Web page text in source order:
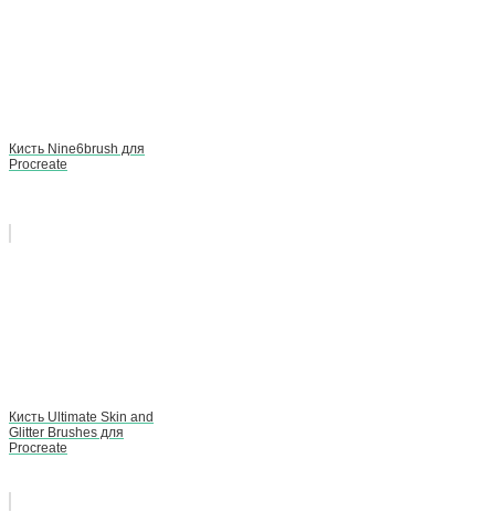
Кисть Nine6brush для
Procreate
Кисть Ultimate Skin and
Glitter Brushes для
Procreate